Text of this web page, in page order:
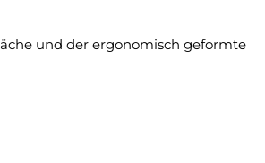
und der ergonomisch geformte